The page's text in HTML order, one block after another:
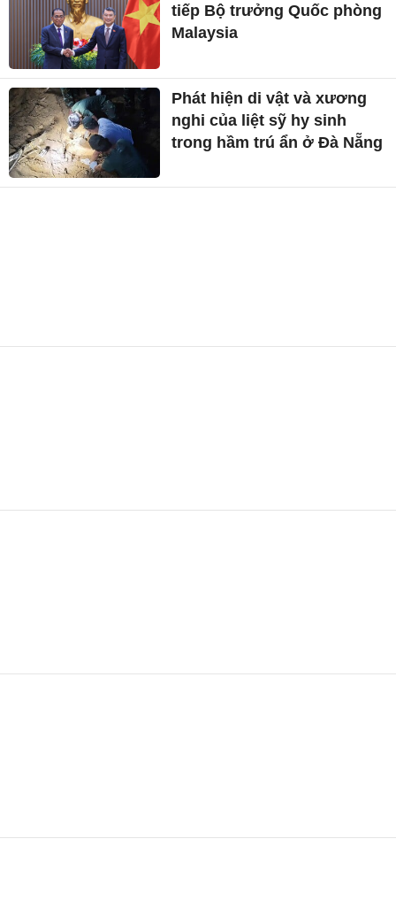
tiếp Bộ trưởng Quốc phòng
Malaysia
Phát hiện di vật và xương
nghi của liệt sỹ hy sinh
trong hầm trú ẩn ở Đà Nẵng